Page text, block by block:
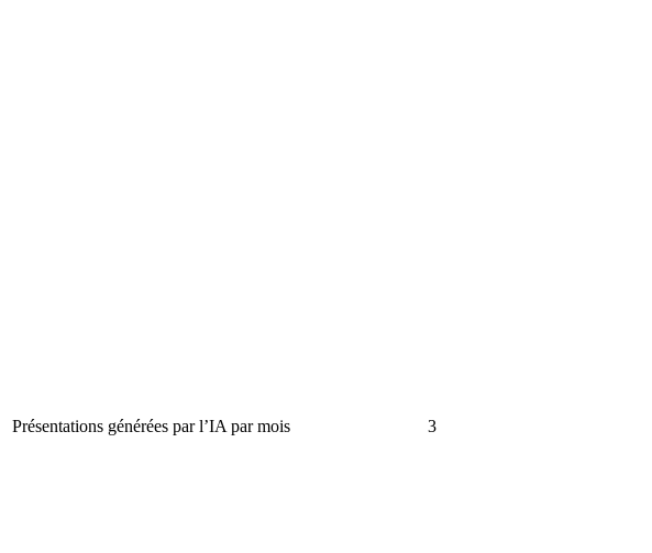
Présentations générées par l’IA par mois 3